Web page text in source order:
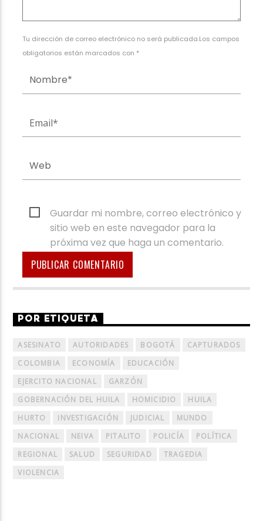
Tu dirección de correo electrónico no será publicada.Los campos
obligatorios están marcados con *
Guardar mi nombre, correo electrónico y
sitio web en este navegador para la
próxima vez que haga un comentario.
POR ETIQUETA
ASESINATO AUTORIDADES BOGOTÁ
CAPTURADOS
COLOMBIA
ECONOMÍA
EDUCACIÓN
EJERCITO NACIONAL
GARZÓN
GOBERNACIÓN DEL HUILA
HOMICIDIO
HUILA
HURTO
INVESTIGACIÓN JUDICIAL
MUNDO
NACIONAL
NEIVA PITALITO POLICÍA
POLÍTICA
REGIONAL
SALUD SEGURIDAD
TRAGEDIA
VIOLENCIA